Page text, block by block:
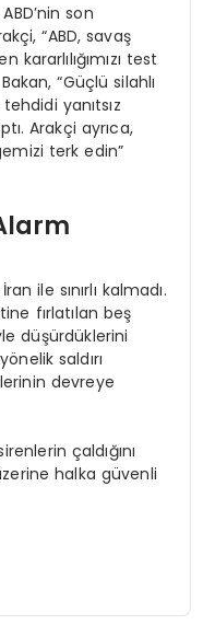
son
“ABD, savaş
test
“Güçlü silahlı
yanıtsız
Arakçi ayrıca,
terk edin”
ile sınırlı kalmadı.
fırlatılan beş
düşürdüklerini
saldırı
devreye
çaldığını
halka güvenli